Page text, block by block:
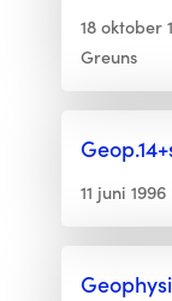
18 oktober
Greuns
11 juni 1996